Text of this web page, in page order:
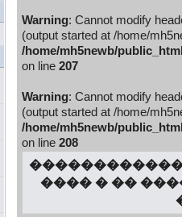
Warning: Cannot modify
(output started at /home/
/home/mh5newb/
on line 207
Warning: Cannot modify
(output started at /home/
/home/mh5newb/
on line 208
���� � ��